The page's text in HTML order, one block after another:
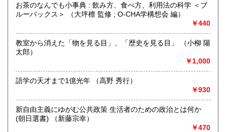
沖縄県 300円
沿線名：伯備線・桃太郎線(吉備線)
最寄駅：総社駅
定休日：年中無休
書籍の買取について
不死鳥BOOKSでは、書籍だけでなくCD、DVD、レコード、
ゲーム、おもちゃ、骨董品まであらゆるものの買い取りがで
きます。店主が、日本全国買取にお伺いいたします。お気軽
取り扱い分野
お茶のなんでも小事典 : 飲み方、食べ方、利用法の科学 ＜ブ
ルーバックス＞ （大坪檀 監修 ; O-CHA学構想会 編）
￥440
教室から消えた「物を見る目」、「歴史を見る目」 （小柳 陽
太郎）
￥1,000
語学の天才まで1億光年 （高野 秀行）
￥930
新自由主義にゆがむ公共政策 生活者のための政治とは何か
(朝日選書) （新藤宗幸）
￥470